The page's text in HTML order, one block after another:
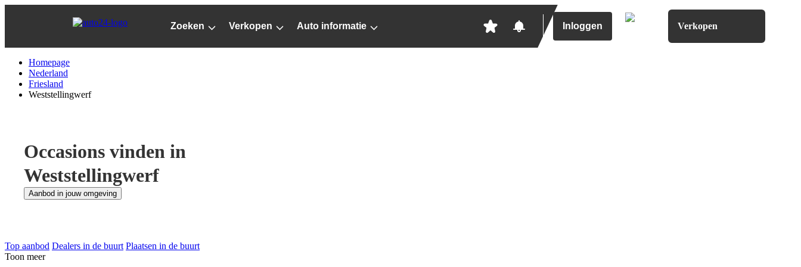
Zoeken Verkopen Auto informatie Inloggen Verkopen
Homepage
Nederland
Friesland
Weststellingwerf
Occasions vinden in
Weststellingwerf
Aanbod in jouw omgeving
Top aanbod Dealers in de buurt Plaatsen in de buurt
Toon meer